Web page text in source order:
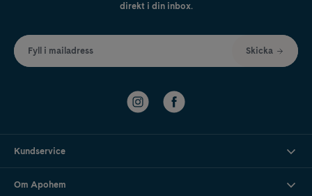
direkt i din inbox.
Fyll i mailadress Skicka
Kundservice
Om Apohem